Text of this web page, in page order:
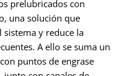
prelubricados con
una solución que
y reduce la
A ello se suma un
puntos de engrase